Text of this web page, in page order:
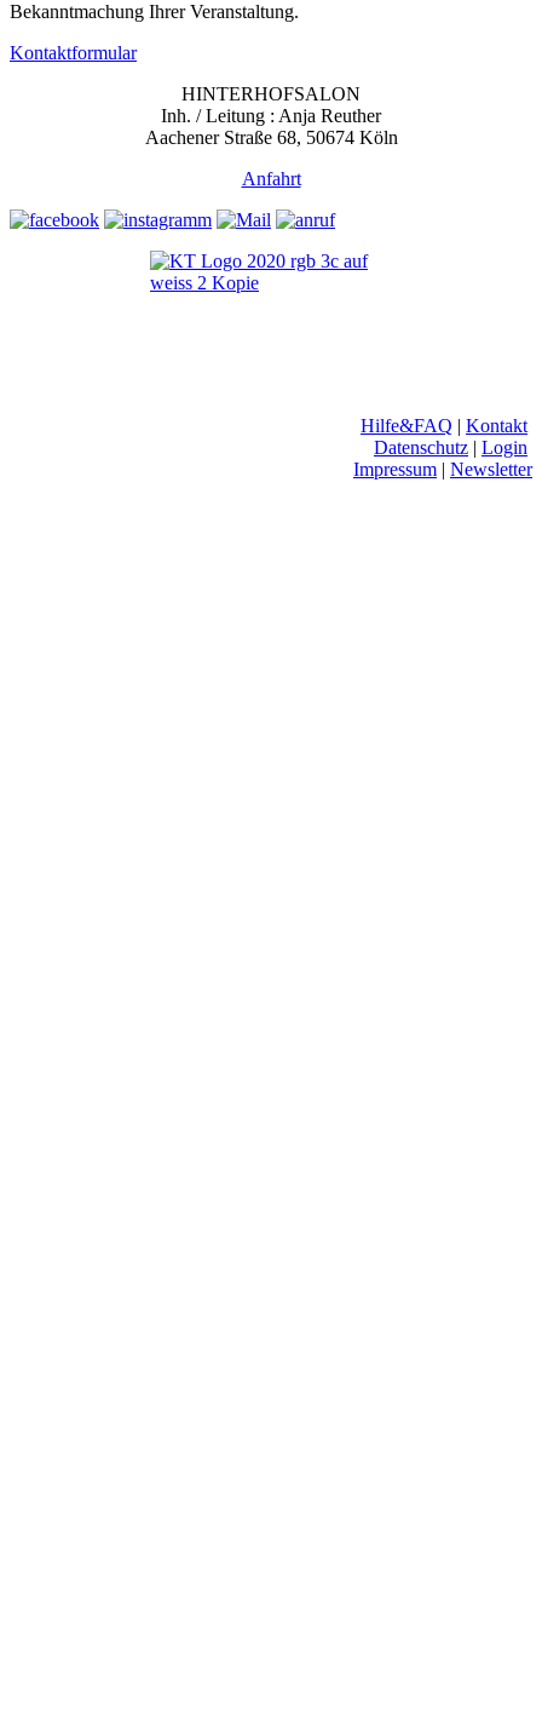
Bekanntmachung Ihrer Veranstaltung.
Kontaktformular
HINTERHOFSALON
Inh. / Leitung : Anja Reuther
Aachener Straße 68, 50674 Köln
Anfahrt
Hilfe&FAQ | Kontakt
Datenschutz | Login
Impressum | Newsletter